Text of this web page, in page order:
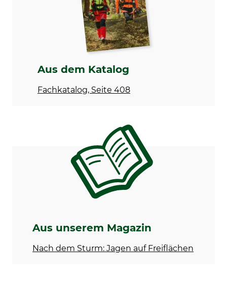
Aus dem Katalog
Fachkatalog, Seite 408
Aus unserem Magazin
Nach dem Sturm: Jagen auf Freiflächen